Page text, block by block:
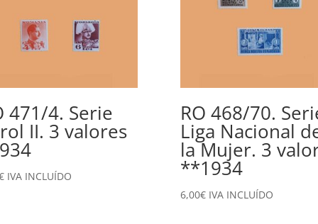
471/4. Serie
II. 3 valores
IVA INCLUÍDO
RO 468/70.
Liga Nacional
la Mujer. 3
**1934
6,00€ IVA INCLUÍDO